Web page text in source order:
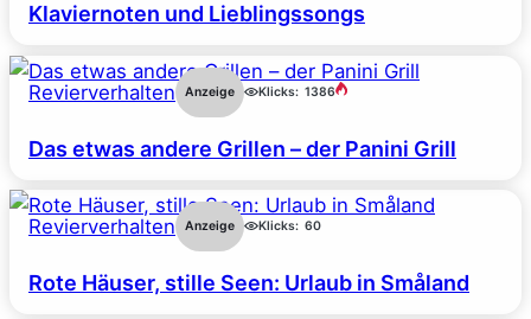
Klaviernoten und Lieblingssongs
Revierverhalten Anzeige Klicks: 1386
Das etwas andere Grillen – der Panini Grill
Revierverhalten Anzeige Klicks: 60
Rote Häuser, stille Seen: Urlaub in Småland